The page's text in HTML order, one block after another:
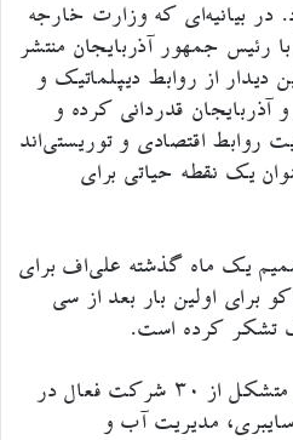
در بیانیه‌ای که وزارت خارجه
رئیس جمهور آذربایجان منتشر
از روابط دیپلماتیک و
و آذربایجان قدردانی کرده و
روابط اقتصادی و توریستی‌اند
یک نقطه حیاتی برای
یک ماه گذشته علی‌اف برای
برای اولین بار بعد از سی
تشکر کرده است.
وزیر اسرائیل در راس هیاتی متشکل از ۳۰ شرکت فعال در
مدیریت آب و